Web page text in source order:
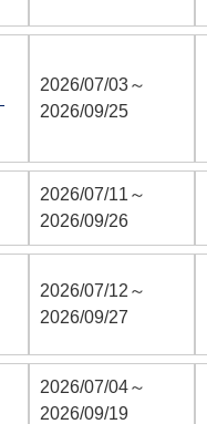
2026/07/03～
2026/09/25
2026/07/11～
2026/09/26
2026/07/12～
2026/09/27
2026/07/04～
2026/09/19